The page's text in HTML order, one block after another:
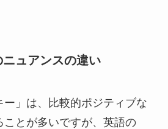
ニュアンスの違い
ー」は、比較的ポジティブな
とが多いですが、英語の